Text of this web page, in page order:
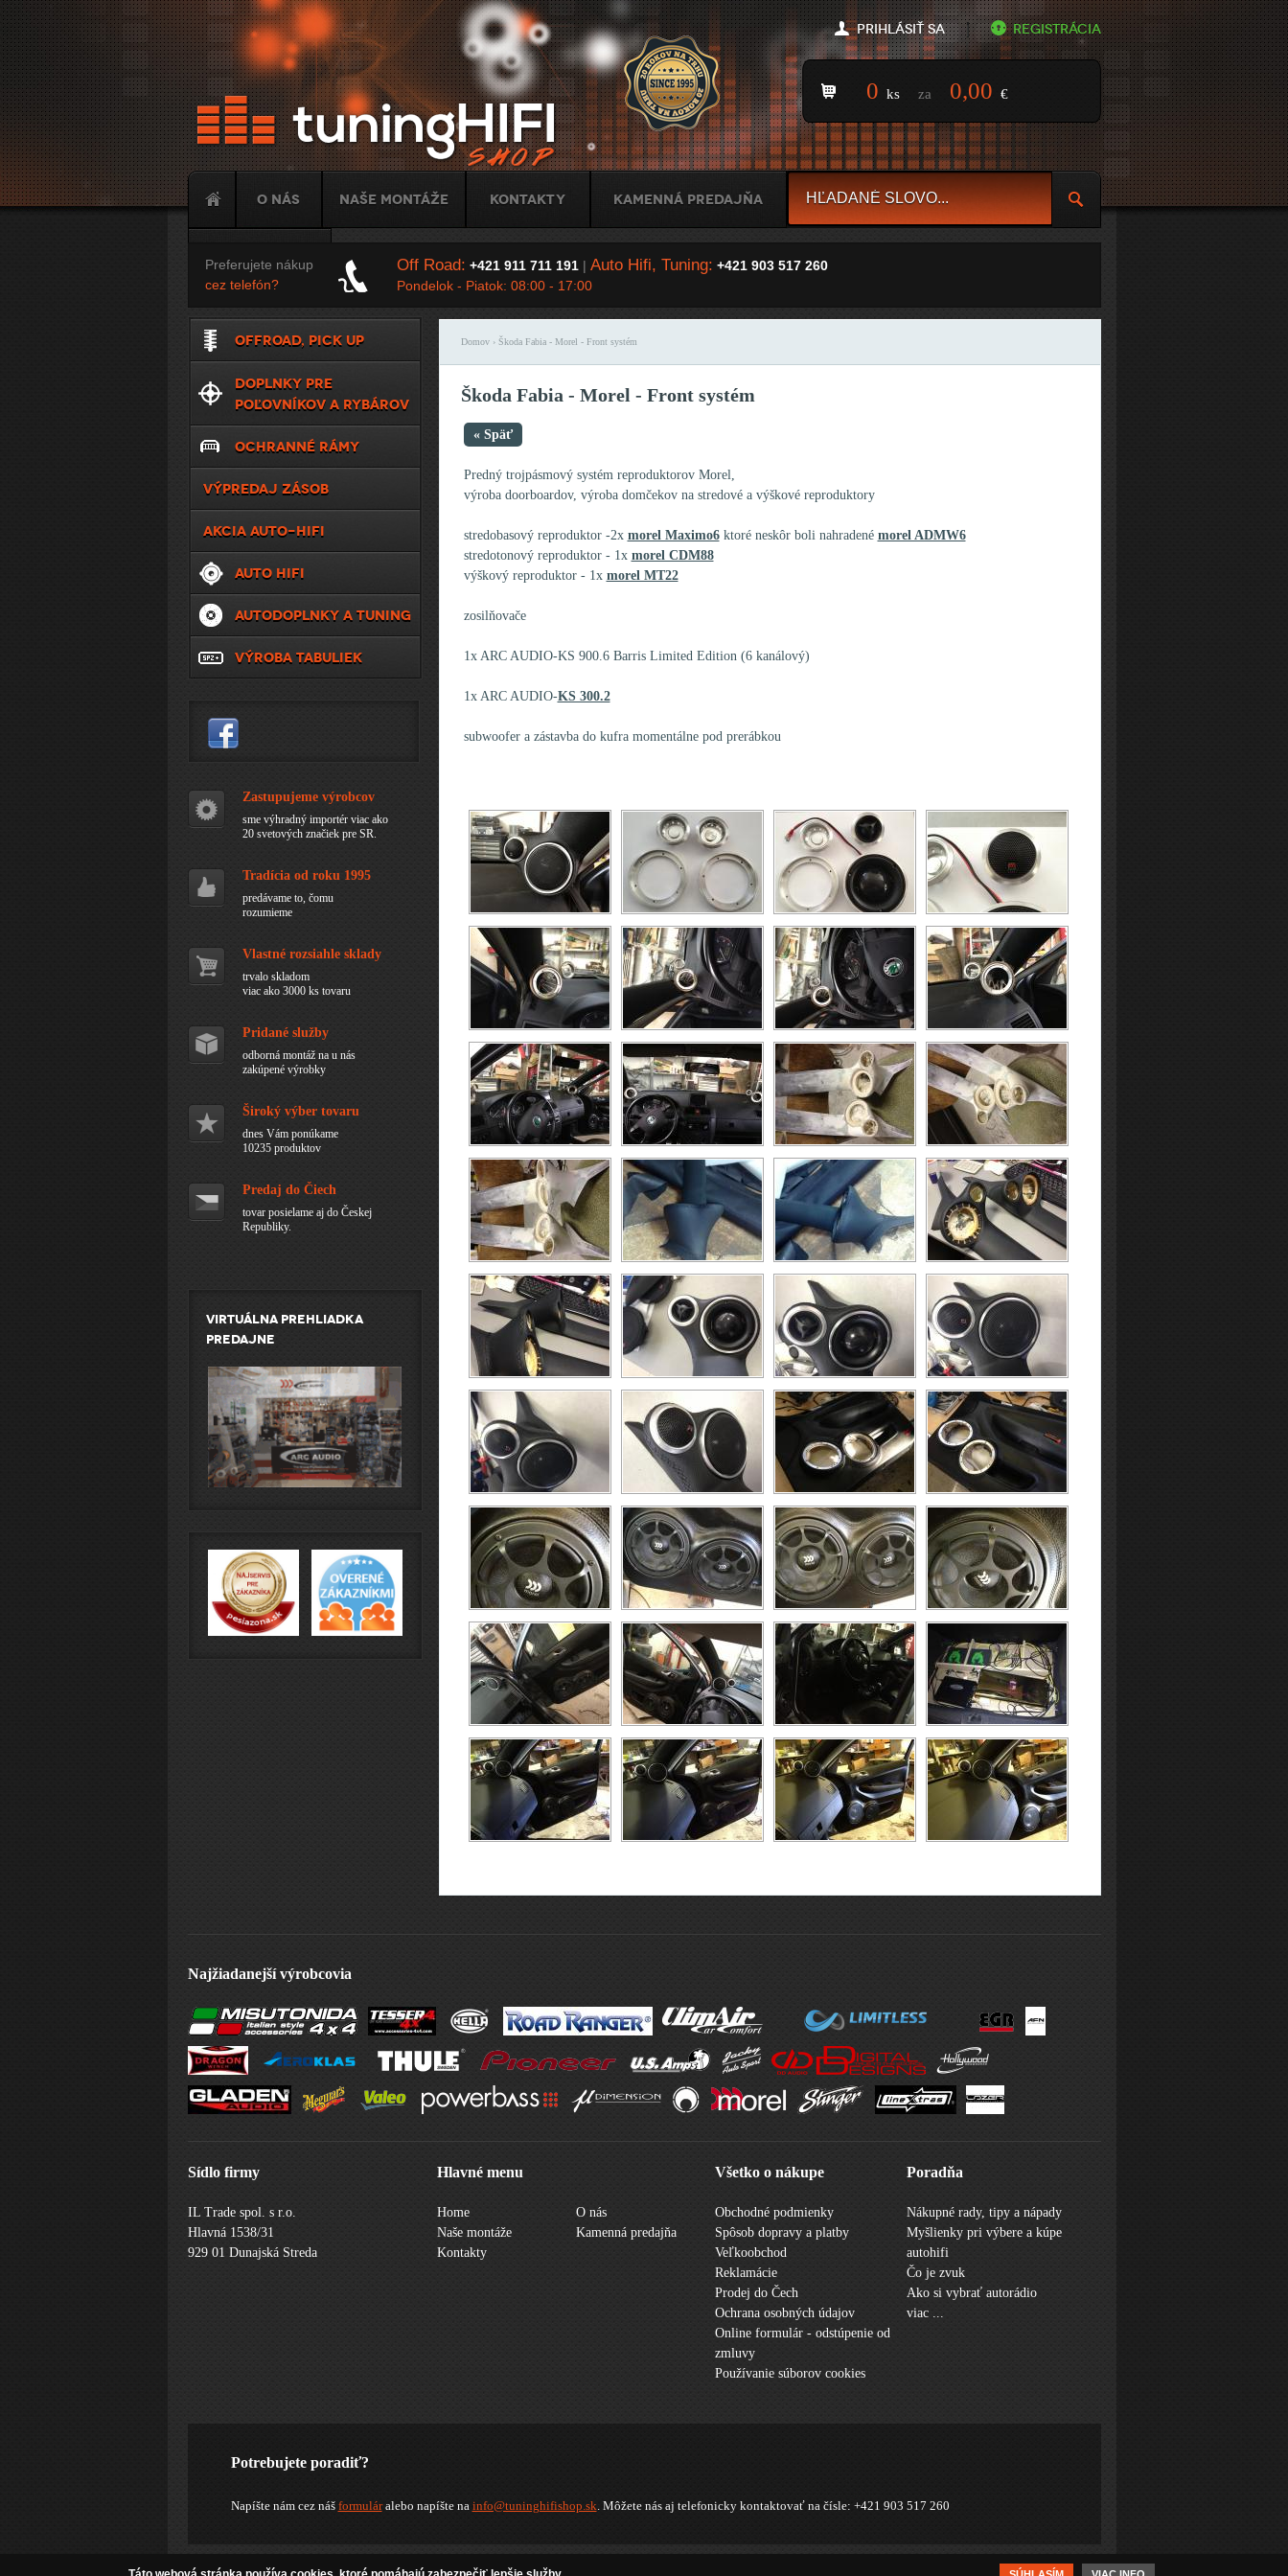
Jump to Navigation
Prihlásiť sa
Registrácia
0 ks za 0,00 €
O nás Naše montáže Kontakty Kamenná predajňa
Tuning
Preferujete nákup
cez telefón?
Off Road: +421 911 711 191| Auto Hifi, Tuning: +421 903 517 260
Pondelok - Piatok: 08:00 - 17:00
Domov› Škoda Fabia - Morel - Front systém
Škoda Fabia - Morel - Front systém
« Späť
Predný trojpásmový systém reproduktorov Morel,
výroba doorboardov, výroba domčekov na stredové a výškové reproduktory
stredobasový reproduktor -2x morel Maximo6ktoré neskôr boli nahradené morel ADMW6
stredotonový reproduktor - 1x morel CDM88
výškový reproduktor - 1x morel MT22
zosilňovače
1x ARC AUDIO-KS 900.6 Barris Limited Edition (6 kanálový)
1x ARC AUDIO-KS 300.2
subwoofer a zástavba do kufra momentálne pod prerábkou
OFFROAD, PICK UP
DOPLNKY PRE
POĽOVNÍKOV A RYBÁROV
OCHRANNÉ RÁMY
VÝPREDAJ ZÁSOB
AKCIA AUTO-HIFI
AUTO HIFI
AUTODOPLNKY A TUNING
VÝROBA TABULIEK
Zastupujeme výrobcov
sme výhradný importér viac ako
20 svetových značiek pre SR.
Tradícia od roku 1995
predávame to, čomu
rozumieme
Vlastné rozsiahle sklady
trvalo skladom
viac ako 3000 ks tovaru
Pridané služby
odborná montáž na u nás
zakúpené výrobky
Široký výber tovaru
dnes Vám ponúkame
10235 produktov
Predaj do Čiech
tovar posielame aj do Českej
Republiky.
Virtuálna prehliadka
predajne
Najžiadanejší výrobcovia
Sídlo firmy
IL Trade spol. s r.o.
Hlavná 1538/31
929 01 Dunajská Streda
Hlavné menu
Home
O nás
Naše montáže
Kamenná predajňa
Kontakty
Všetko o nákupe
Obchodné podmienky
Spôsob dopravy a platby
Veľkoobchod
Reklamácie
Prodej do Čech
Ochrana osobných údajov
Online formulár - odstúpenie od
zmluvy
Používanie súborov cookies
Poradňa
Nákupné rady, tipy a nápady
Myšlienky pri výbere a kúpe
autohifi
Čo je zvuk
Ako si vybrať autorádio
viac ...
Potrebujete poradiť?
Napíšte nám cez náš formuláralebo napíšte na info@tuninghifishop.sk. Môžete nás aj telefonicky kontaktovať na čísle: +421 903 517 260
© 2012 Tuninghifishop.sk - Auto hifi, tuning a offroad doplnky byepix technology